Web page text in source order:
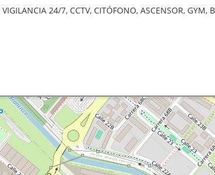
24/7, CCTV, CITÓFONO, ASCENSOR,